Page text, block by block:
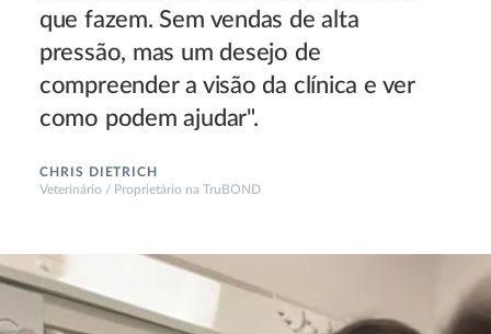
que fazem. Sem vendas de alta
pressão, mas um desejo de
compreender a visão da clínica e ver
como podem ajudar".
CHRIS DIETRICH
Veterinário / Proprietário na TruBOND